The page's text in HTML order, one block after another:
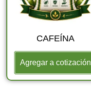
CAFEÍNA
Agregar a cotización